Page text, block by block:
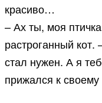
красиво…
– Ах ты, моя
растроганный
стал нужен. А я
прижался к